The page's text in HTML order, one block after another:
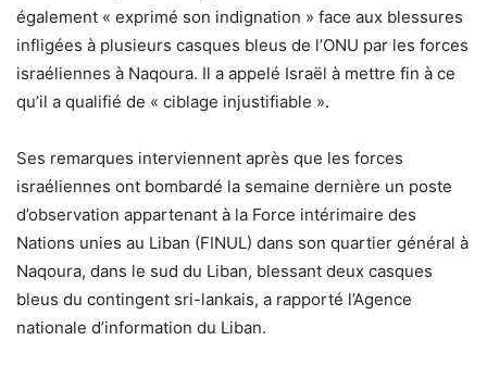
également « exprimé son indignation » face aux blessures
infligées à plusieurs casques bleus de l’ONU par les forces
israéliennes à Naqoura. Il a appelé Israël à mettre fin à ce
qu’il a qualifié de « ciblage injustifiable ».
Ses remarques interviennent après que les forces
israéliennes ont bombardé la semaine dernière un poste
d’observation appartenant à la Force intérimaire des
Nations unies au Liban (FINUL) dans son quartier général à
Naqoura, dans le sud du Liban, blessant deux casques
bleus du contingent sri-lankais, a rapporté l’Agence
nationale d’information du Liban.